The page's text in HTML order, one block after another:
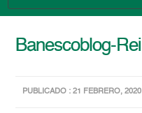
Banescoblog-
PUBLICADO : 21 FEBRERO, 2020